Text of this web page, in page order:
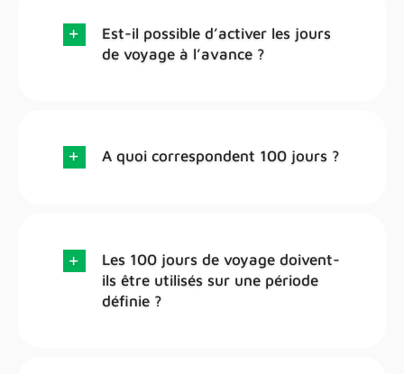
Est-il possible d’activer les jours
de voyage à l’avance ?
A quoi correspondent 100 jours ?
Les 100 jours de voyage doivent-
ils être utilisés sur une période
définie ?